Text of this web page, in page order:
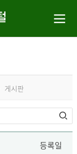
게시판
등록일